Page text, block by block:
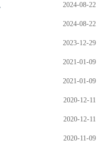
2024-08-22
2024-08-22
2023-12-29
2021-01-09
2021-01-09
2020-12-11
2020-12-11
2020-11-09